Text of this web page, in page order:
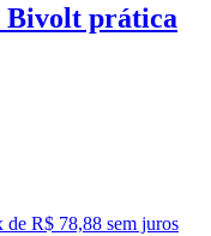
prática
de R$ 78,88 sem juros